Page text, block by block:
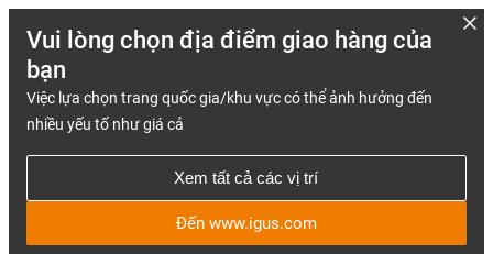
Vui lòng chọn địa điểm giao hàng của
bạn
Việc lựa chọn trang quốc gia/khu vực có thể ảnh hưởng đến
nhiều yếu tố như giá cả
Xem tất cả các vị trí
Đến www.igus.com